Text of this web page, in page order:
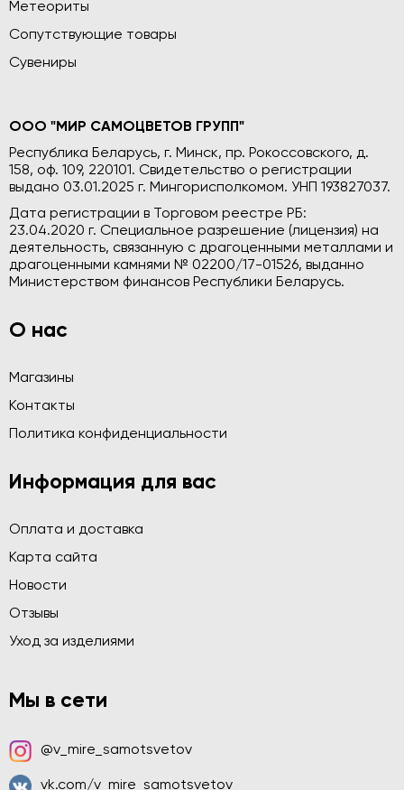
Метеориты
Сопутствующие товары
Сувениры
ООО "МИР САМОЦВЕТОВ ГРУПП"
Республика Беларусь, г. Минск, пр. Рокоссовского, д.
158, оф. 109, 220101. Свидетельство о регистрации
выдано 03.01.2025 г. Мингорисполкомом. УНП 193827037.
Дата регистрации в Торговом реестре РБ:
23.04.2020 г. Специальное разрешение (лицензия) на
деятельность, связанную с драгоценными металлами и
драгоценными камнями № 02200/17-01526, выданно
Министерством финансов Республики Беларусь.
О нас
Магазины
Контакты
Политика конфиденциальности
Информация для вас
Оплата и доставка
Карта сайта
Новости
Отзывы
Уход за изделиями
Мы в сети
@v_mire_samotsvetov
vk.com/v_mire_samotsvetov